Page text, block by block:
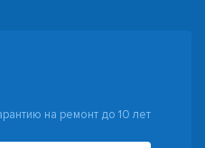
на ремонт до 10 лет